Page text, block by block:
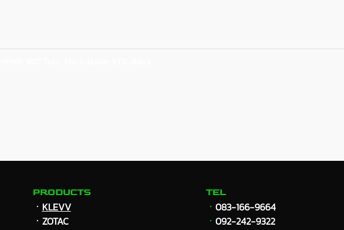
PRODUCTS
ㆍ KLEVV
ㆍZOTAC
TEL
ㆍ 083-166-9664
ㆍ 092-242-9322